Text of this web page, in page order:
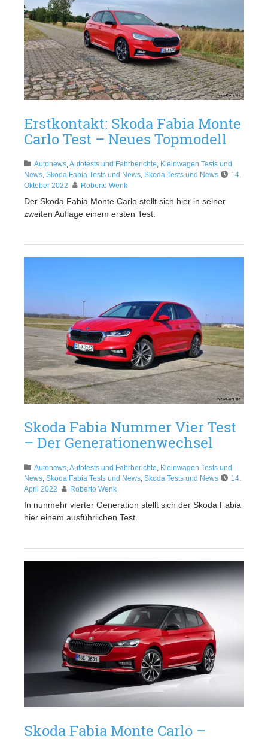
Erstkontakt: Skoda Fabia Monte
Carlo Test – Neues Topmodell
Autonews,Autotests und Fahrberichte, Kleinwagen Tests und
News, Skoda Fabia Tests und News, Skoda Tests und News
14.
Oktober 2022
Roberto Wenk
Der Skoda Fabia Monte Carlo stellt sich hier in seiner
zweiten Auflage einem ersten Test.
Skoda Fabia Nummer Vier Test
– Der Generationenwechsel
Autonews,Autotests und Fahrberichte, Kleinwagen Tests und
News, Skoda Fabia Tests und News, Skoda Tests und News
14.
April 2022
Roberto Wenk
In nunmehr vierter Generation stellt sich der Skoda Fabia
hier einem ausführlichen Test.
Skoda Fabia Monte Carlo –